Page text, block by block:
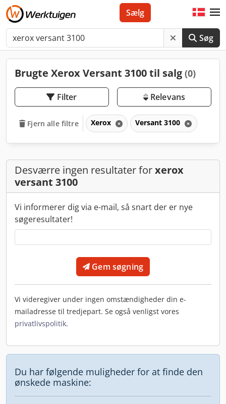
Søg
Sælg
Brugte Xerox Versant 3100 til salg (0)
Filter Relevans
Fjern alle filtre Xerox Versant 3100
Desværre ingen resultater forxerox
versant 3100
Vi informerer dig via e-mail, så snart der er nye
søgeresultater!
Gem søgning
Vi videregiver under ingen omstændigheder din e-
mailadresse til tredjepart. Se også venligst vores
privatlivspolitik.
Du har følgende muligheder for at finde den
ønskede maskine: